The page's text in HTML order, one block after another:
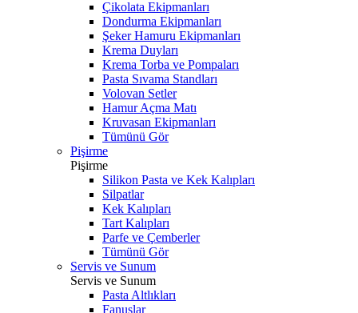
Çikolata Ekipmanları
Dondurma Ekipmanları
Şeker Hamuru Ekipmanları
Krema Duyları
Krema Torba ve Pompaları
Pasta Sıvama Standları
Volovan Setler
Hamur Açma Matı
Kruvasan Ekipmanları
Tümünü Gör
Pişirme
Pişirme
Silikon Pasta ve Kek Kalıpları
Silpatlar
Kek Kalıpları
Tart Kalıpları
Parfe ve Çemberler
Tümünü Gör
Servis ve Sunum
Servis ve Sunum
Pasta Altlıkları
Fanuslar